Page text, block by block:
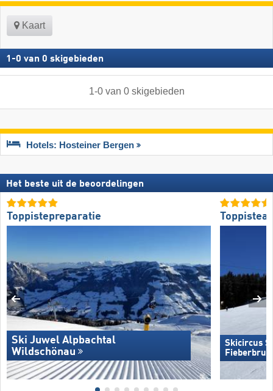
Kaart
1 -0 van 0 skigebieden
1-0van 0 skigebieden
Hotels: Hosteiner Bergen
Het beste uit de beoordelingen
Toppistepreparatie
Ski Juwel Alpbachtal
Wildschönau
Skicircus